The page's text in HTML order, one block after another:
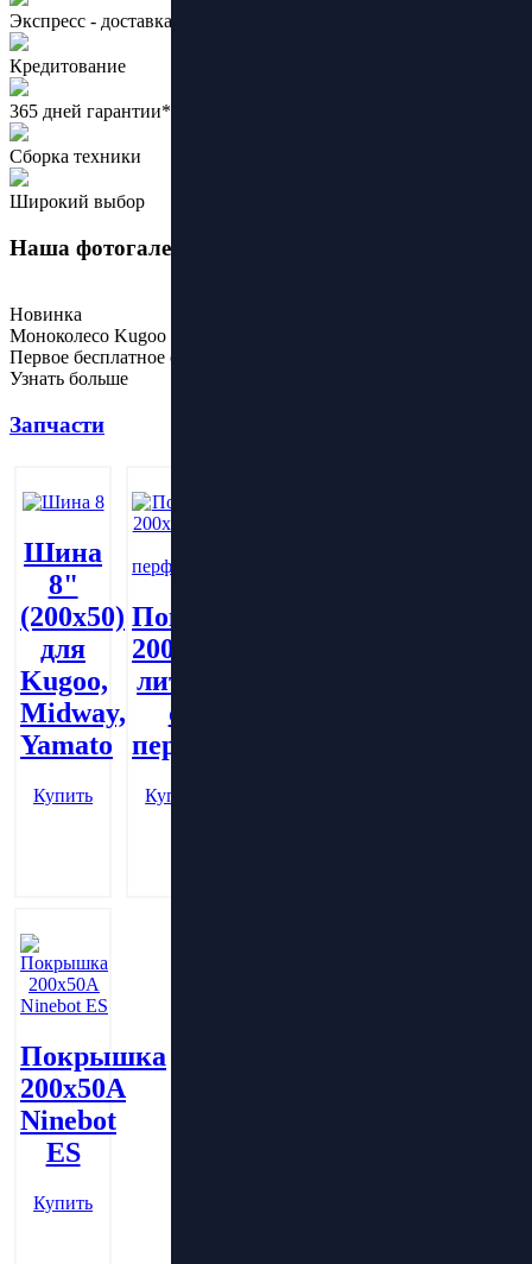
Экспресс - доставка
Кредитование
365 дней гарантии*
Сборка техники
Широкий выбор
Наша фотогалерея
Новинка
Моноколесо Kugoo Kirin U4
Первое бесплатное обслуживание
Узнать больше
Запчасти
Шина
8"
(200х50)
для
Kugoo,
Midway,
Yamato
Купить
Покрышка
200х50
литая
с
перфорацией
Купить
Покрышка
200х50А
Ninebot
ES
Купить